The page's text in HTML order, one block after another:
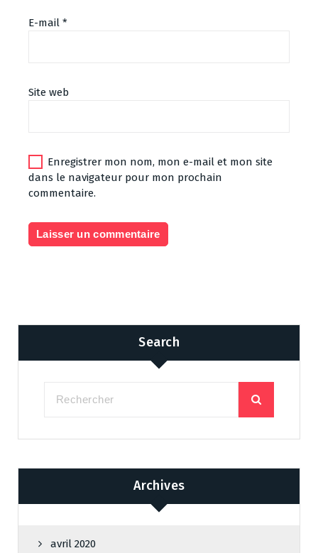
E-mail *
Site web
Enregistrer mon nom, mon e-mail et mon site
dans le navigateur pour mon prochain
commentaire.
Search
Archives
avril 2020